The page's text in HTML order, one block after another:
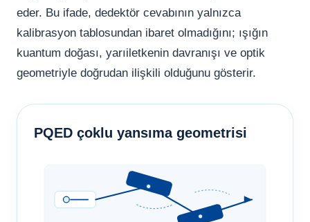
eder. Bu ifade, dedektör cevabının yalnızca
kalibrasyon tablosundan ibaret olmadığını; ışığın
kuantum doğası, yarıiletkenin davranışı ve optik
geometriyle doğrudan ilişkili olduğunu gösterir.
PQED çoklu yansıma geometrisi